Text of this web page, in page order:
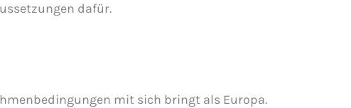
dafür.
mit sich bringt als Europa.